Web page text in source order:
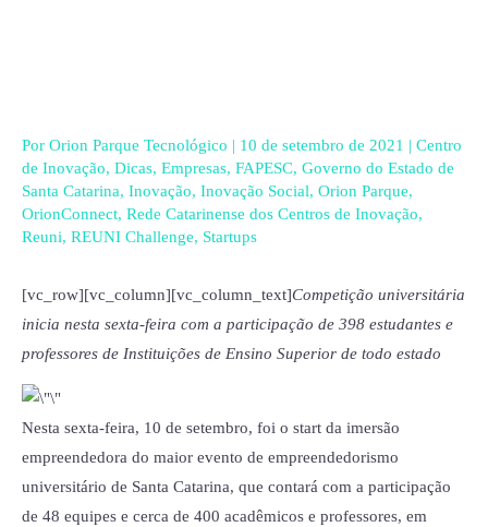
Por Orion Parque Tecnológico | 10 de setembro de 2021 | Centro
de Inovação, Dicas, Empresas, FAPESC, Governo do Estado de
Santa Catarina, Inovação, Inovação Social, Orion Parque,
OrionConnect, Rede Catarinense dos Centros de Inovação,
Reuni, REUNI Challenge, Startups
[vc_row][vc_column][vc_column_text]Competição universitária
inicia nesta sexta-feira com a participação de 398 estudantes e
professores de Instituições de Ensino Superior de todo estado
Nesta sexta-feira, 10 de setembro, foi o start da imersão
empreendedora do maior evento de empreendedorismo
universitário de Santa Catarina, que contará com a participação
de 48 equipes e cerca de 400 acadêmicos e professores, em